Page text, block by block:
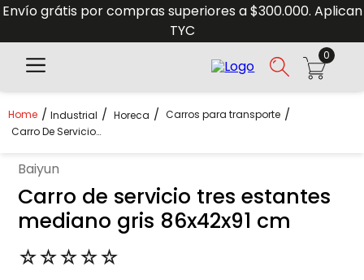
Envío grátis por compras superiores a $300.000. Aplican
TYC
0
Industrial Horeca
Carros para transporte
Carro De Servicio Tres Estantes Mediano Gris 86x42x91 Cm
baiyun
Carro de servicio tres estantes
mediano gris 86x42x91 cm
☆☆☆☆☆